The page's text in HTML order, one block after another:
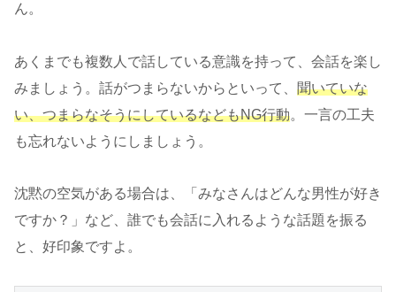
ん。
あくまでも複数人で話している意識を持って、会話を楽し
みましょう。話がつまらないからといって、 聞いていな
い、つまらなそうにしているなどもNG行動。一言の工夫
も忘れないようにしましょう。
沈黙の空気がある場合は、「みなさんはどんな男性が好き
ですか？」など、誰でも会話に入れるような話題を振る
と、好印象ですよ。